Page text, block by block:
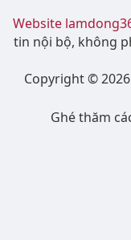
Website
tin nội bộ, không
Copyright ©
Ghé thăm